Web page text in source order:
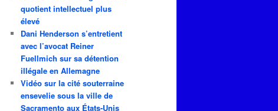
quotient intellectuel plus
élevé
Dani Henderson s’entretient
avec l’avocat Reiner
Fuellmich sur sa détention
illégale en Allemagne
Vidéo sur la cité souterraine
ensevelie sous la ville de
Sacramento aux États-Unis